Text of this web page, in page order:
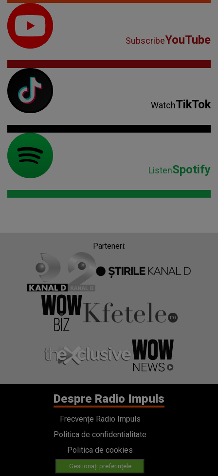
SubscribeYouTube
WatchTikTok
ListenSpotify
Parteneri:
Despre Radio Impuls
Frecvențe Radio Impuls
Politica de confidentialitate
Politica de cookies
Gestionați preferințele